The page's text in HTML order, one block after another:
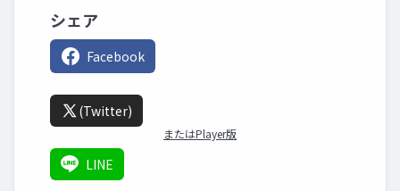
シェア
Facebook
(Twitter)
またはPlayer版
LINE